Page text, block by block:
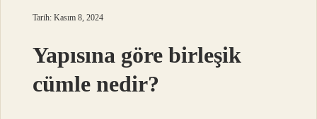
Tarih: Kasım 8, 2024
Yapısına göre birleşik
cümle nedir?